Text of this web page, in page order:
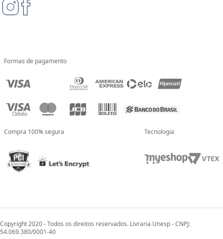
Formas de pagamento
Compra 100% segura Tecnologia
Copyright 2020 - Todos os direitos reservados. Livraria Unesp - CNPJ:
54.069.380/0001-40